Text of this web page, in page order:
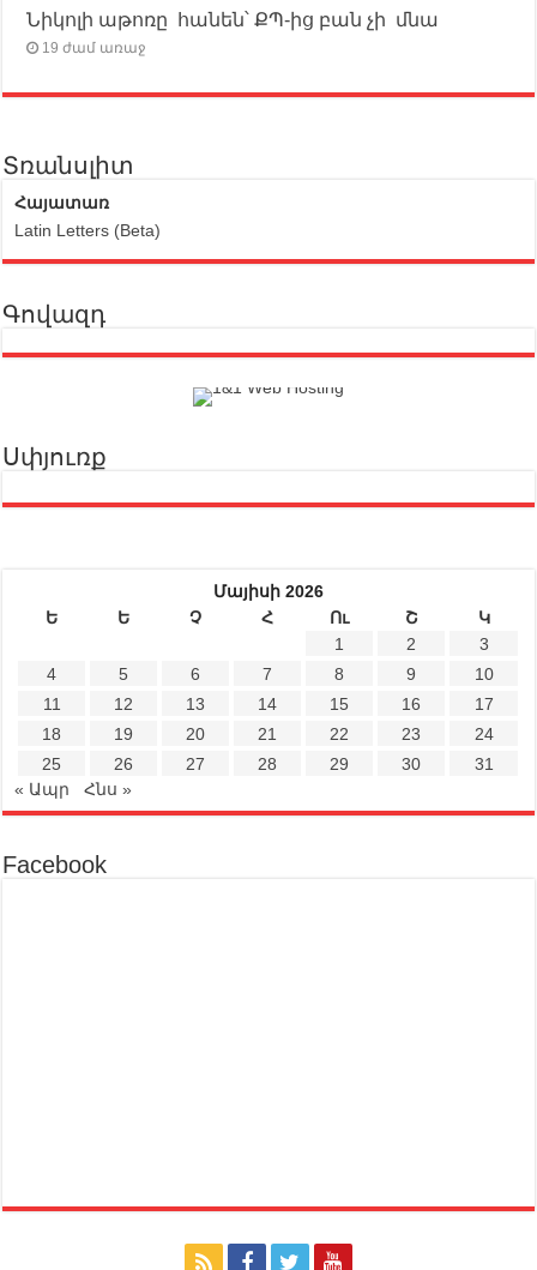
Նիկոլի աթոռը հանեն՝ ՔՊ-ից բան չի մնա
19 ժամ առաջ
Տռանսլիտ
Հայատառ
Latin Letters (Beta)
Գովազդ
Սփյուռք
Մայիսի 2026
Ե
Ե Չ Հ Ու Շ
Կ
1
2
3
4
5 6 7 8 9
10
11
12 13 14 15 16
17
18
19 20 21 22 23
24
25
26 27 28 29 30
31
« Ապր
Հնս »
Facebook